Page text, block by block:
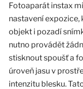
Fotoaparát instax
nastavení expozice,
objekt i pozadí
nutno provádět
stisknout spoušť a
úroveň jasu v
intenzitu blesku.